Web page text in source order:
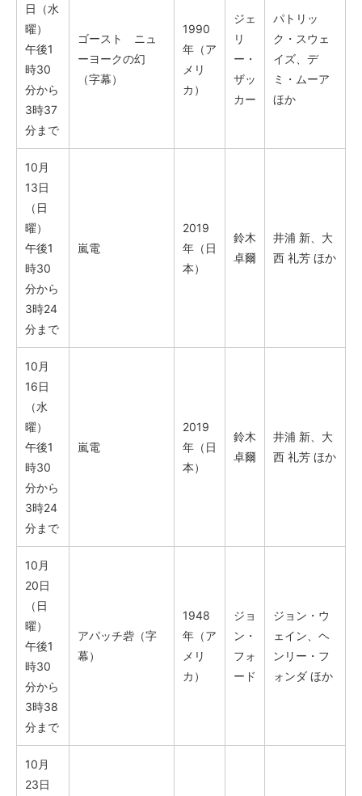
日（水
曜）
午後1
時30
分から
3時37
分まで
ゴースト ニュ
ーヨークの幻
（字幕）
1990
年（ア
メリ
カ）
ジェ
リ
ー・
ザッ
カー
パトリッ
ク・スウェ
イズ、デ
ミ・ムーア
ほか
10月
13日
（日
曜）
午後1
時30
分から
3時24
分まで
嵐電
2019
年（日
本）
鈴木
卓爾
井浦 新、大
西 礼芳 ほか
10月
16日
（水
曜）
午後1
時30
分から
3時24
分まで
嵐電
2019
年（日
本）
鈴木
卓爾
井浦 新、大
西 礼芳 ほか
10月
20日
（日
曜）
午後1
時30
分から
3時38
分まで
アパッチ砦（字
幕）
1948
年（ア
メリ
カ）
ジョ
ン・
フォ
ード
ジョン・ウ
ェイン、ヘ
ンリー・フ
ォンダ ほか
10月
23日